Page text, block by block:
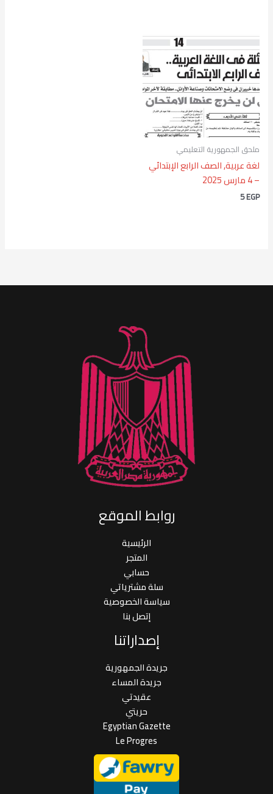
ملحق الجمهورية التعليمي
لغة عربية, الصف الرابع الإبتدائي
– 4 مارس 2025
5EGP
روابط الموقع
الرئيسية
المتجر
حسابي
سلة مشترياتي
سياسة الخصوصية
إتصل بنا
إصداراتنا
جريدة الجمهورية
جريدة المساء
عقيدتي
حريتي
Egyptian Gazette
Le Progres